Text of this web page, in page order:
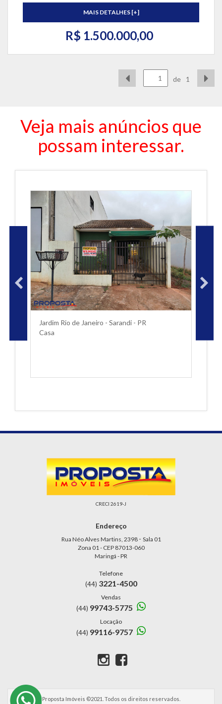
MAIS DETALHES [+]
R$ 1.500.000,00
de 1
Veja mais anúncios que
possam interessar.
Jardim Rio de Janeiro - Sarandi - PR
Casa
CRECI 2619-J
Endereço
Rua Néo Alves Martins, 2398 - Sala 01
Zona 01 - CEP 87013-060
Maringá - PR
Telefone
(44) 3221-4500
Vendas
(44) 99743-5775
Locação
(44) 99116-9757
Proposta Imóveis ©2021. Todos os direitos reservados.